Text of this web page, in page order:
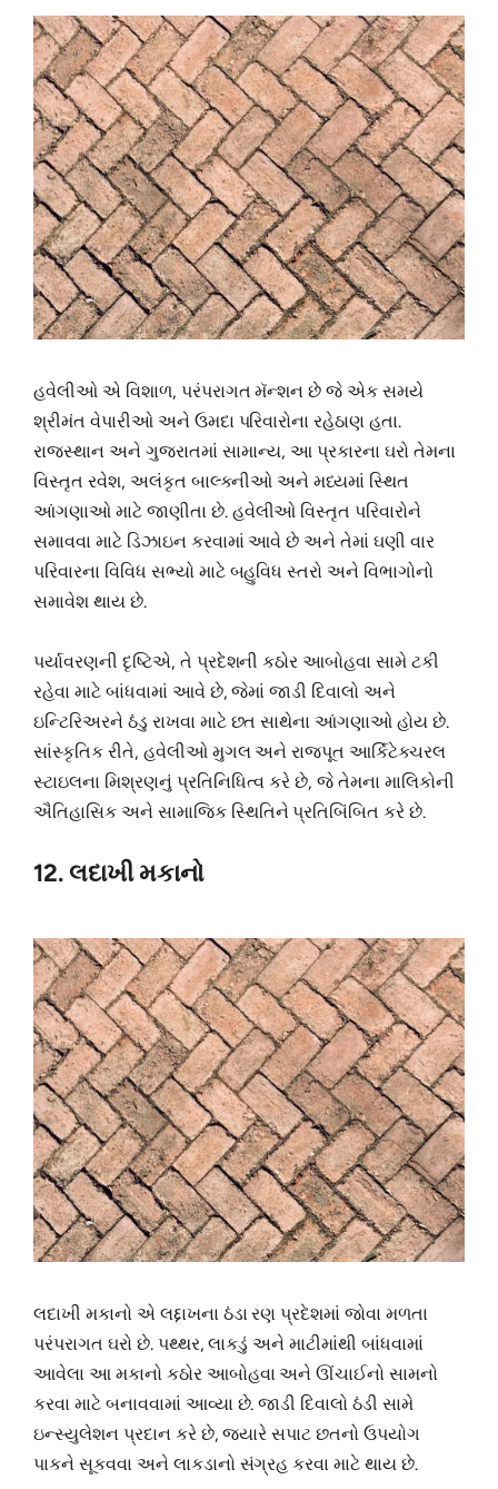
હવેલીઓ એ વિશાળ, પરંપરાગત મૅન્શન છે જે એક સમયે
શ્રીમંત વેપારીઓ અને ઉમદા પરિવારોના રહેઠાણ હતા.
રાજસ્થાન અને ગુજરાતમાં સામાન્ય, આ પ્રકારના ઘરો તેમના
વિસ્તૃત રવેશ, અલંકૃત બાલ્કનીઓ અને મધ્યમાં સ્થિત
આંગણાઓ માટે જાણીતા છે. હવેલીઓ વિસ્તૃત પરિવારોને
સમાવવા માટે ડિઝાઇન કરવામાં આવે છે અને તેમાં ઘણી વાર
પરિવારના વિવિધ સભ્યો માટે બહુવિધ સ્તરો અને વિભાગોનો
સમાવેશ થાય છે.
પર્યાવરણની દૃષ્ટિએ, તે પ્રદેશની કઠોર આબોહવા સામે ટકી
રહેવા માટે બાંધવામાં આવે છે, જેમાં જાડી દિવાલો અને
ઇન્ટિરિઅરને ઠંડુ રાખવા માટે છત સાથેના આંગણાઓ હોય છે.
સાંસ્કૃતિક રીતે, હવેલીઓ મુગલ અને રાજપૂત આર્કિટેક્ચરલ
સ્ટાઇલના મિશ્રણનું પ્રતિનિધિત્વ કરે છે, જે તેમના માલિકોની
ઐતિહાસિક અને સામાજિક સ્થિતિને પ્રતિબિંબિત કરે છે.
12. લદાખી મકાનો
લદાખી મકાનો એ લદ્દાખના ઠંડા રણ પ્રદેશમાં જોવા મળતા
પરંપરાગત ઘરો છે. પથ્થર, લાકડું અને માટીમાંથી બાંધવામાં
આવેલા આ મકાનો કઠોર આબોહવા અને ઊંચાઈનો સામનો
કરવા માટે બનાવવામાં આવ્યા છે. જાડી દિવાલો ઠંડી સામે
ઇન્સ્યુલેશન પ્રદાન કરે છે, જ્યારે સપાટ છતનો ઉપયોગ
પાકને સૂકવવા અને લાકડાનો સંગ્રહ કરવા માટે થાય છે.